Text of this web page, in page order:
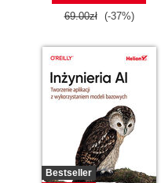
69.00zł (-37%)
Bestseller